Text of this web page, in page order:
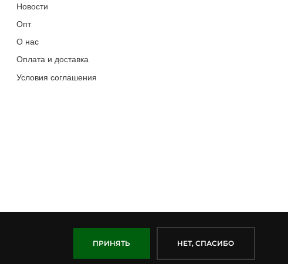
ПРИНЯТЬ НЕТ, СПАСИБО
Новости
Опт
О нас
Оплата и доставка
Условия соглашения